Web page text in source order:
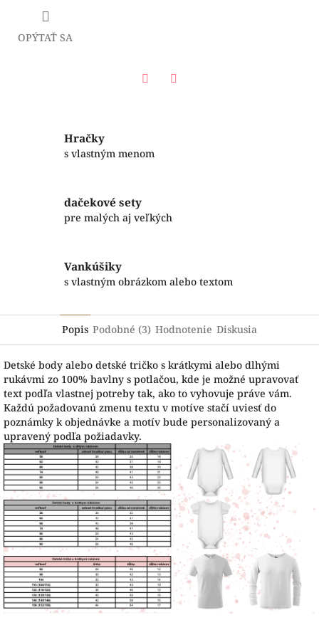
OPÝTAŤ SA
Hračky
s vlastným menom
dačekové sety
pre malých aj veľkých
Vankúšiky
s vlastným obrázkom alebo textom
Popis Podobné (3) Hodnotenie Diskusia
Detské body alebo detské tričko s krátkymi alebo dlhými
rukávmi zo 100% bavlny s potlačou, kde je možné upravovať
text podľa vlastnej potreby tak, ako to vyhovuje práve vám.
Každú požadovanú zmenu textu v motíve stačí uviesť do
poznámky k objednávke a motív bude personalizovaný a
upravený podľa požiadavky.